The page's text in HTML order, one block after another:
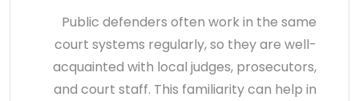
Public defenders often work in the same
court systems regularly, so they are well-
acquainted with local judges, prosecutors,
and court staff. This familiarity can help in